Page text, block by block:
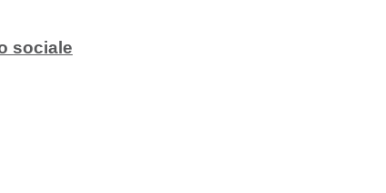
sociale